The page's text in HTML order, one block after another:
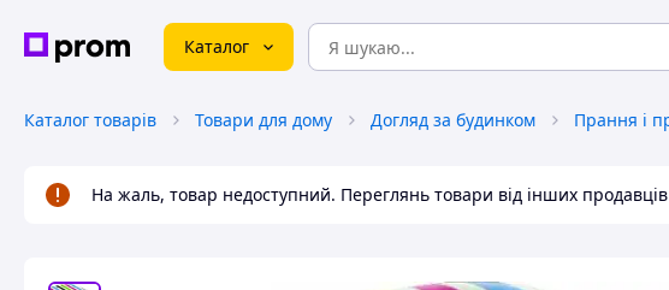
Каталог
Каталог товарів Товари для дому Догляд за будинком Прання і
На жаль, товар недоступний. Переглянь товари від інших продавців